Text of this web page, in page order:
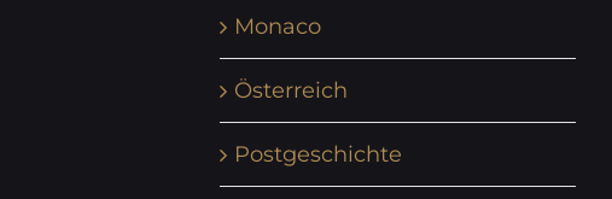
Monaco
Österreich
Postgeschichte